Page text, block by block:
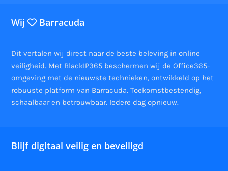
Wij Barracuda
Dit vertalen wij direct naar de beste beleving in online
veiligheid. Met BlackIP365 beschermen wij de Office365-
omgeving met de nieuwste technieken, ontwikkeld op het
robuuste platform van Barracuda. Toekomstbestendig,
schaalbaar en betrouwbaar. Iedere dag opnieuw.
Blijf digitaal veilig en beveiligd